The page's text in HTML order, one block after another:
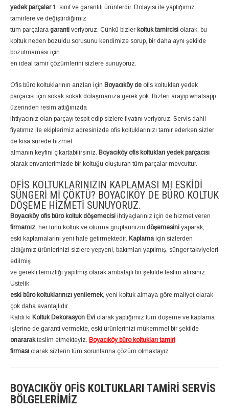
yedek parçalar1. sınıf ve garantili ürünlerdir. Dolayısı ile yaptığımız
tamirlere ve değiştirdiğimiz
tüm parçalara garanti veriyoruz. Çünkü bizler koltuk tamircisi olarak, bu
koltuk neden bozuldu sorusunu kendimize sorup, bir daha aynı şekilde
bozulmaması için
en ideal tamir çözümlerini sizlere sunuyoruz.
Ofis büro koltuklarının arızları için Boyacıköy de ofis koltukları yedek
parçacısı için sokak sokak dolaşmanıza gerek yok. Bizleri arayıp whatsapp
üzerinden resim attığınızda
ihtiyacınız olan parçayı tespit edip sizlere fiyatını veriyoruz. Servis dahil
fiyatımız ile ekiplerimiz adresinizde ofis koltuklarınızı tamir ederken sizler
de kısa sürede hizmet
almanın keyfini çıkartabilirsiniz. Boyacıköy ofis koltukları yedek parçacısı
olarak envanterimizde bir koltuğu oluşturan tüm parçalar mevcuttur.
OFIS KOLTUKLARINIZIN KAPLAMASI MI ESKIDI
SÜNGERI MI ÇÖKTÜ? BOYACIKÖY DE BÜRO KOLTUK
DÖŞEME HIZMETI SUNUYORUZ.
Boyacıköy ofis büro koltuk döşemecisi ihtiyaçlarınız için de hizmet veren
firmamız , her türlü koltuk ve oturma gruplarınızın döşemesini yaparak,
eski kaplamalarını yeni hale getirmektedir. Kaplamaiçin sizlerden
aldığımız ürünlerinizi sizlere yepyeni, bakımları yapılmış, sünger takviyeleri
edilmiş
ve gerekli temizliği yapılmış olarak ambalajlı bir şekilde teslim alırsınız.
Üstelik
eski büro koltuklarınızı yenilemek, yeni koltuk almaya göre maliyet olarak
çok daha avantajlıdır.
Kaldı ki Koltuk Dekorasyon Evi olarak yaptığımız tüm döşeme ve kaplama
işlerine de garanti vermekte, eski ürünlerinizi mükemmel bir şekilde
onararakteslim etmekteyiz. Boyacıköy büro koltukları tamiri
firması olarak sizlerin tüm sorunlarına çözüm olmaktayız
BOYACIKÖY OFIS KOLTUKLARI TAMIRI SERVIS
BÖLGELERIMIZ